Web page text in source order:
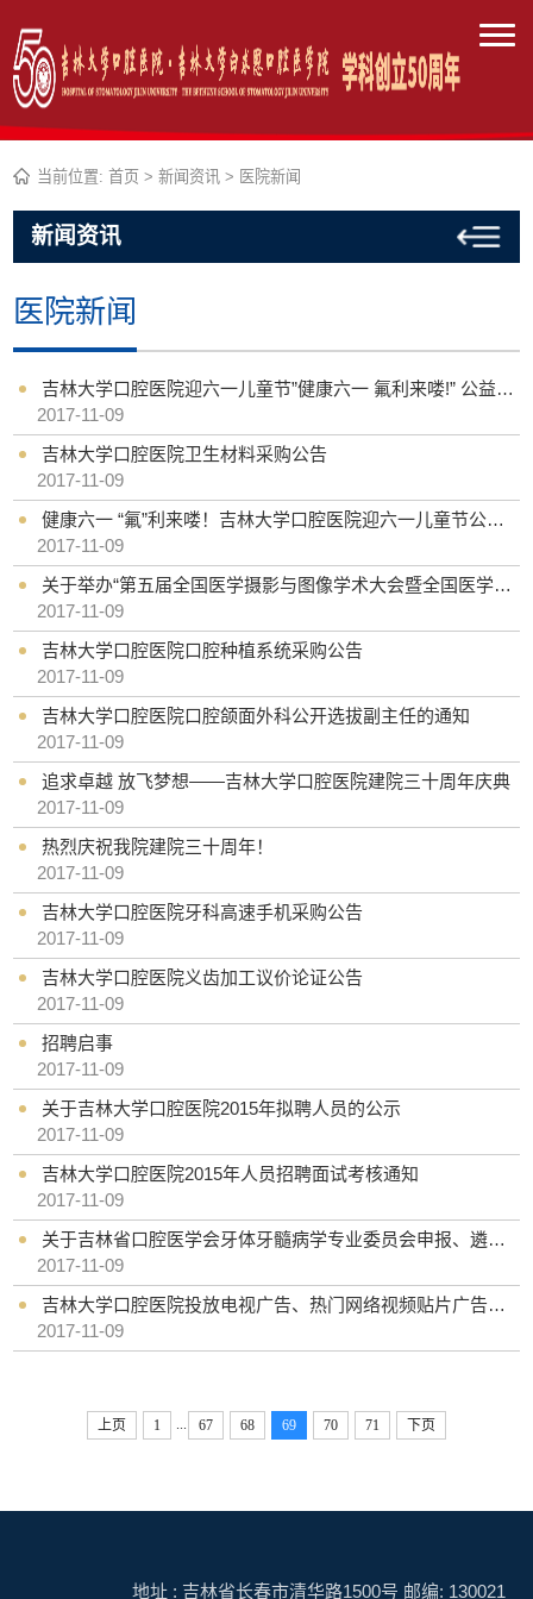
当前位置:首页 >新闻资讯 > 医院新闻
新闻资讯
医院新闻
吉林大学口腔医院迎六一儿童节”健康六一 氟利来喽!” 公益活动圆满成功
2017-11-09
吉林大学口腔医院卫生材料采购公告
2017-11-09
健康六一 “氟”利来喽！吉林大学口腔医院迎六一儿童节公益活动启幕
2017-11-09
关于举办“第五届全国医学摄影与图像学术大会暨全国医学摄影与图像展赛”的通知
2017-11-09
吉林大学口腔医院口腔种植系统采购公告
2017-11-09
吉林大学口腔医院口腔颌面外科公开选拔副主任的通知
2017-11-09
追求卓越 放飞梦想——吉林大学口腔医院建院三十周年庆典
2017-11-09
热烈庆祝我院建院三十周年！
2017-11-09
吉林大学口腔医院牙科高速手机采购公告
2017-11-09
吉林大学口腔医院义齿加工议价论证公告
2017-11-09
招聘启事
2017-11-09
关于吉林大学口腔医院2015年拟聘人员的公示
2017-11-09
吉林大学口腔医院2015年人员招聘面试考核通知
2017-11-09
关于吉林省口腔医学会牙体牙髓病学专业委员会申报、遴选委员的通知
2017-11-09
吉林大学口腔医院投放电视广告、热门网络视频贴片广告议价论证公告
2017-11-09
上页 1 67 68 69 70 71 下页
地址 : 吉林省长春市清华路1500号 邮编: 130021